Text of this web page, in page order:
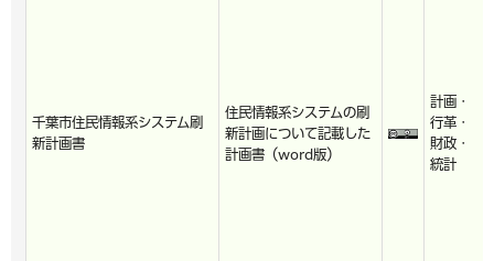
千葉市住民情報系システム刷
新計画書
住民情報系システムの刷
新計画について記載した
計画書（word版）
計画・
行革・
財政・
統計